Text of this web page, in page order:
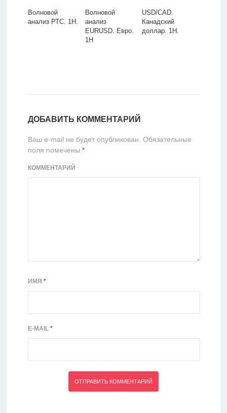
Волновой
анализ РТС. 1H.
Волновой
анализ
EURUSD. Евро.
1H
USD/CAD.
Канадский
доллар. 1H.
ДОБАВИТЬ КОММЕНТАРИЙ
Ваш e-mail не будет опубликован. Обязательные
поля помечены *
КОММЕНТАРИЙ
ИМЯ *
E-MAIL *